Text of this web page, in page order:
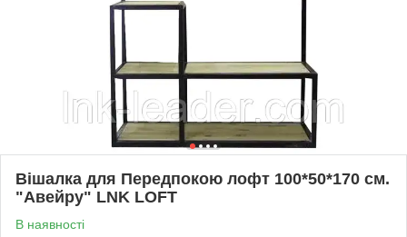
Вішалка для Передпокою лофт 100*50*170 см.
"Авейру" LNK LOFT
В наявності